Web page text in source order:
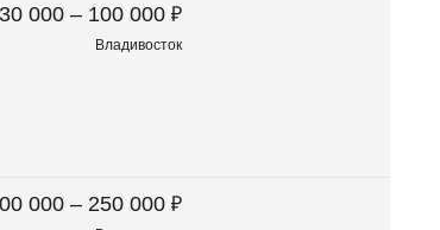
30 000 – 100 000 ₽
Владивосток
000 – 250 000 ₽